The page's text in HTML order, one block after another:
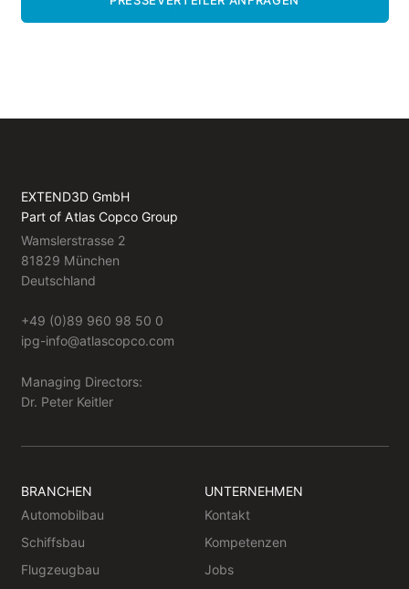
EXTEND3D GmbH
Part of Atlas Copco Group
Wamslerstrasse 2
81829 München
Deutschland
+49 (0)89 960 98 50 0
ipg-info@atlascopco.com
Managing Directors:
Dr. Peter Keitler
BRANCHEN
Automobilbau
Schiffsbau
Flugzeugbau
UNTERNEHMEN
Kontakt
Kompetenzen
Jobs